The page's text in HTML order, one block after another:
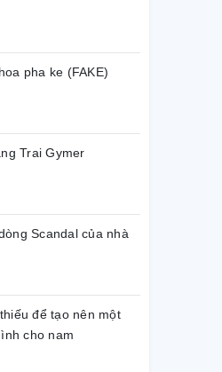
pha ke (FAKE)
Trai Gymer
Scandal của nhà
để tạo nên một
cho nam